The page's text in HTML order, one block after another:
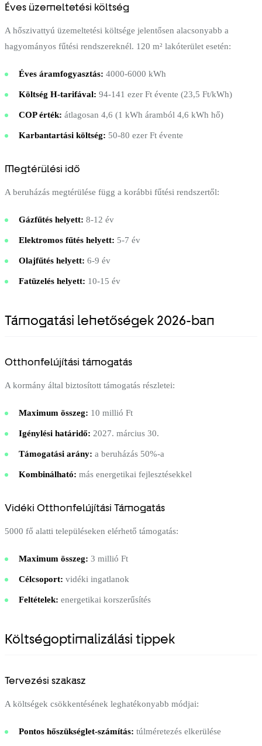
Éves üzemeltetési költség
A hőszivattyú üzemeltetési költsége jelentősen alacsonyabb a
hagyományos fűtési rendszereknél. 120 m² lakóterület esetén:
Éves áramfogyasztás: 4000-6000 kWh
Költség H-tarifával: 94-141 ezer Ft évente (23,5 Ft/kWh)
COP érték: átlagosan 4,6 (1 kWh áramból 4,6 kWh hő)
Karbantartási költség: 50-80 ezer Ft évente
Megtérülési idő
A beruházás megtérülése függ a korábbi fűtési rendszertől:
Gázfűtés helyett: 8-12 év
Elektromos fűtés helyett: 5-7 év
Olajfűtés helyett: 6-9 év
Fatüzelés helyett: 10-15 év
Támogatási lehetőségek 2026-ban
Otthonfelújítási támogatás
A kormány által biztosított támogatás részletei:
Maximum összeg: 10 millió Ft
Igénylési határidő: 2027. március 30.
Támogatási arány: a beruházás 50%-a
Kombinálható: más energetikai fejlesztésekkel
Vidéki Otthonfelújítási Támogatás
5000 fő alatti településeken elérhető támogatás:
Maximum összeg: 3 millió Ft
Célcsoport: vidéki ingatlanok
Feltételek: energetikai korszerűsítés
Költségoptimalizálási tippek
Tervezési szakasz
A költségek csökkentésének leghatékonyabb módjai:
Pontos hőszükséglet-számítás: túlméretezés elkerülése